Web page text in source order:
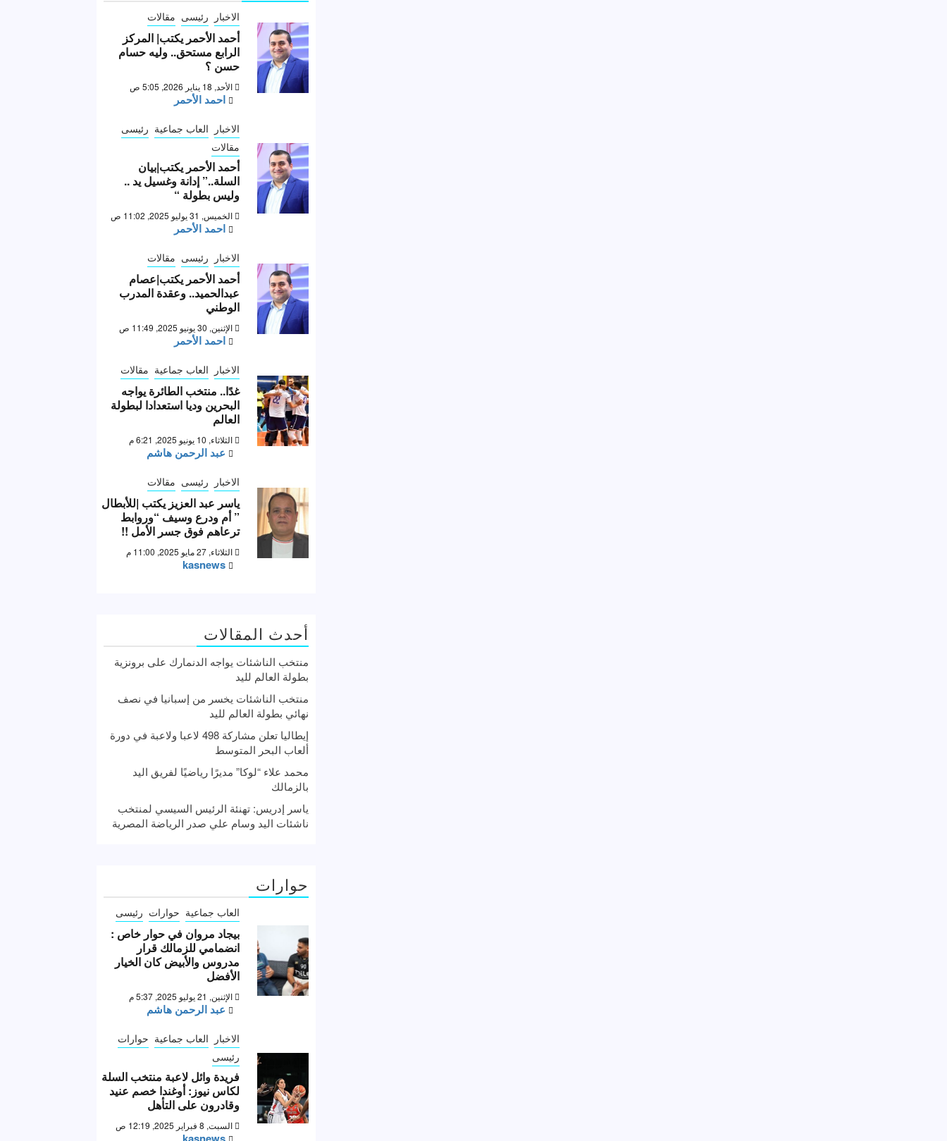
الاخبار رئيسى مقالات
أحمد الأحمر يكتب| المركز
الرابع مستحق.. وليه حسام
حسن ؟
الأحد, 18 يناير 2026, 5:05 ص
احمد الأحمر
الاخبار العاب جماعية رئيسى
مقالات
أحمد الأحمر يكتب|بيان
السلة..” إدانة وغسيل يد ..
وليس بطولة “
الخميس, 31 يوليو 2025, 11:02 ص
احمد الأحمر
الاخبار رئيسى مقالات
أحمد الأحمر يكتب|عصام
عبدالحميد.. وعقدة المدرب
الوطني
الإثنين, 30 يونيو 2025, 11:49 ص
احمد الأحمر
الاخبار العاب جماعية مقالات
غدًا.. منتخب الطائرة يواجه
البحرين وديا استعدادا لبطولة
العالم
الثلاثاء, 10 يونيو 2025, 6:21 م
عبد الرحمن هاشم
الاخبار رئيسى مقالات
ياسر عبد العزيز يكتب |للأبطال
” أم ودرع وسيف “وروابط
ترعاهم فوق جسر الأمل !!
الثلاثاء, 27 مايو 2025, 11:00 م
kasnews
أحدث المقالات
منتخب الناشئات يواجه الدنمارك على برونزية
بطولة العالم لليد
منتخب الناشئات يخسر من إسبانيا في نصف
نهائي بطولة العالم لليد
إيطاليا تعلن مشاركة 498 لاعبا ولاعبة في دورة
ألعاب البحر المتوسط
محمد علاء “لوكا” مديرًا رياضيًا لفريق اليد
بالزمالك
ياسر إدريس: تهنئة الرئيس السيسي لمنتخب
ناشئات اليد وسام علي صدر الرياضة المصرية
حوارات
العاب جماعية حوارات رئيسى
بيجاد مروان في حوار خاص :
انضمامي للزمالك قرار
مدروس والأبيض كان الخيار
الأفضل
الإثنين, 21 يوليو 2025, 5:37 م
عبد الرحمن هاشم
الاخبار العاب جماعية حوارات
رئيسى
فريدة وائل لاعبة منتخب السلة
لكاس نيوز: أوغندا خصم عنيد
وقادرون على التأهل
السبت, 8 فبراير 2025, 12:19 ص